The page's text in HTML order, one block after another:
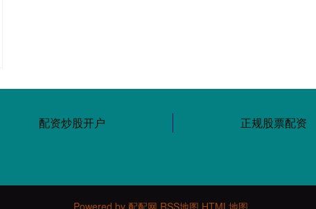
配资炒股开户 正规股票配资
Powered by 配配网 RSS地图 HTML地图